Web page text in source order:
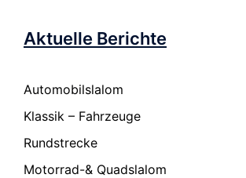
Aktuelle Berichte
Automobilslalom
Klassik – Fahrzeuge
Rundstrecke
Motorrad-& Quadslalom